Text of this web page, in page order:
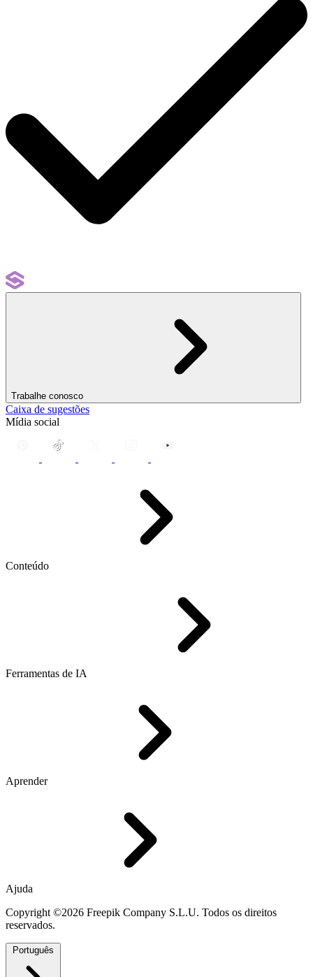
Trabalhe conosco
Caixa de sugestões
Mídia social
Conteúdo
Ferramentas de IA
Aprender
Ajuda
Copyright ©2026 Freepik Company S.L.U. Todos os direitos
reservados.
Português